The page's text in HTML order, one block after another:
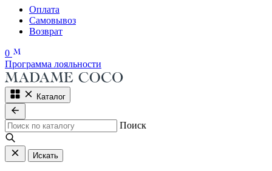
Оплата
Самовывоз
Возврат
0
Программа лояльности
Каталог
Поиск
Искать